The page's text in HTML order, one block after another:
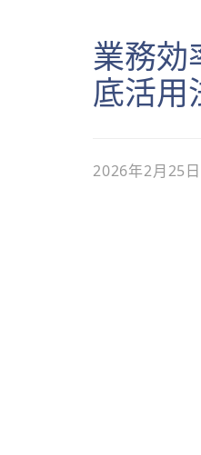
業務効
底活用
2026年2月25日